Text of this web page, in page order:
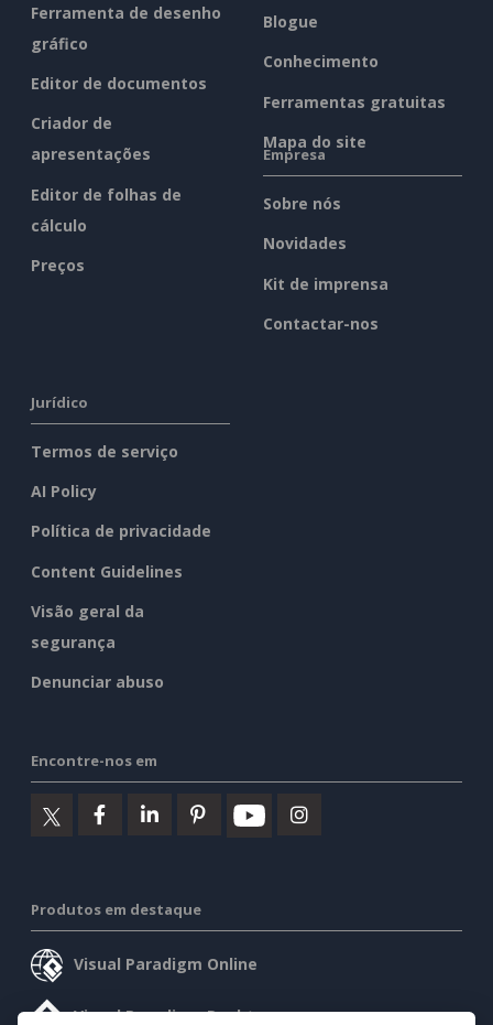
Ferramenta de desenho
gráfico
Editor de documentos
Criador de
apresentações
Editor de folhas de
cálculo
Preços
Blogue
Conhecimento
Ferramentas gratuitas
Mapa do site
Empresa
Sobre nós
Novidades
Kit de imprensa
Contactar-nos
Jurídico
Termos de serviço
AI Policy
Política de privacidade
Content Guidelines
Visão geral da
segurança
Denunciar abuso
Encontre-nos em
Produtos em destaque
Visual Paradigm Online
Visual Paradigm Desktop